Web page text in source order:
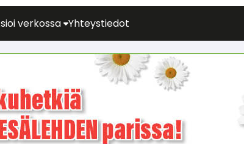
verkossa Yhteystiedot